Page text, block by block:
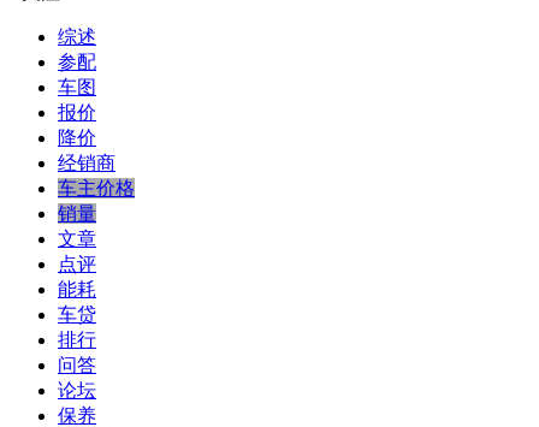
综述
参配
车图
报价
降价
经销商
车主价格
销量
文章
点评
能耗
车贷
排行
问答
论坛
保养